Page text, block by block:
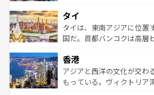
リティに包まれながら、韓
わってみて
覧を参照してほしい。
急速な発展と共に伝統が息
ーチミン市のフランス統治
醸し出している。また、バ
とつ。フォーやバインミー
ひ現地で味わいたい。どの
が旅行者を迎えてくれるの
タイ
タイは、東南アジアに位置
国だ。首都バンコクは高層
の活気が交差している。北
帯で自然と触れ合い、南部
いビーチでリゾート気分を
香港
アジアと西洋の文化が交わ
もっている。ヴィクトリア